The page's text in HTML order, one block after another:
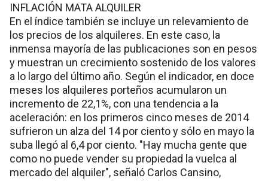
INFLACIÓN MATA ALQUILER
En el índice también se incluye un relevamiento de
los precios de los alquileres. En este caso, la
inmensa mayoría de las publicaciones son en pesos
y muestran un crecimiento sostenido de los valores
a lo largo del último año. Según el indicador, en doce
meses los alquileres porteños acumularon un
incremento de 22,1%, con una tendencia a la
aceleración: en los primeros cinco meses de 2014
sufrieron un alza del 14 por ciento y sólo en mayo la
suba llegó al 6,4 por ciento. "Hay mucha gente que
como no puede vender su propiedad la vuelca al
mercado del alquiler", señaló Carlos Cansino,